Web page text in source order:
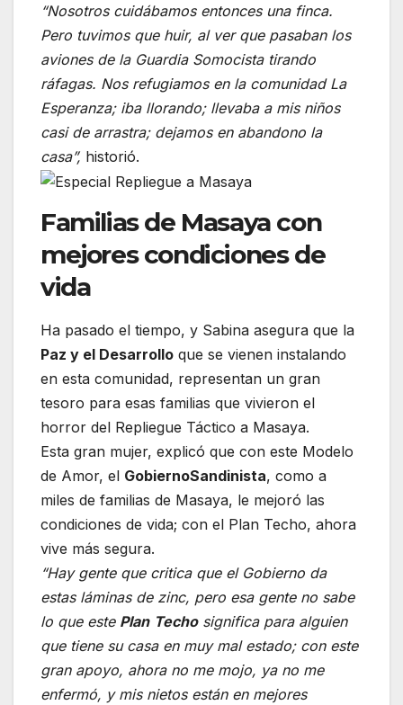
“Nosotros cuidábamos entonces una finca.
Pero tuvimos que huir, al ver que pasaban los
aviones de la Guardia Somocista tirando
ráfagas. Nos refugiamos en la comunidad La
Esperanza; iba llorando; llevaba a mis niños
casi de arrastra; dejamos en abandono la
casa”, historió.
Familias de Masaya con
mejores condiciones de
vida
Ha pasado el tiempo, y Sabina asegura que la
Paz y el Desarrollo que se vienen instalando
en esta comunidad, representan un gran
tesoro para esas familias que vivieron el
horror del Repliegue Táctico a Masaya.
Esta gran mujer, explicó que con este Modelo
de Amor, el GobiernoSandinista, como a
miles de familias de Masaya, le mejoró las
condiciones de vida; con el Plan Techo, ahora
vive más segura.
“Hay gente que critica que el Gobierno da
estas láminas de zinc, pero esa gente no sabe
lo que este Plan Techosignifica para alguien
que tiene su casa en muy mal estado; con este
gran apoyo, ahora no me mojo, ya no me
enfermó, y mis nietos están en mejores